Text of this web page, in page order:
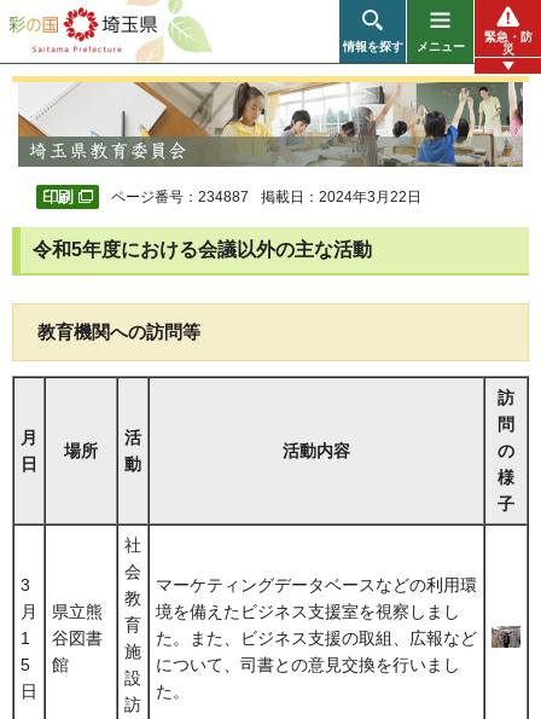
彩の国 埼玉県
情報を探す メニュー
緊急・防
災
ページ番号：234887 掲載日：2024年3月22日
令和5年度における会議以外の主な活動
教育機関への訪問等
月
日
場所
活
動
活動内容
訪
問
の
様
子
3
月
1
5
日
県立熊
谷図書
館
社
会
教
育
施
設
訪
マーケティングデータベースなどの利用環
境を備えたビジネス支援室を視察しまし
た。また、ビジネス支援の取組、広報など
について、司書との意見交換を行いまし
た。